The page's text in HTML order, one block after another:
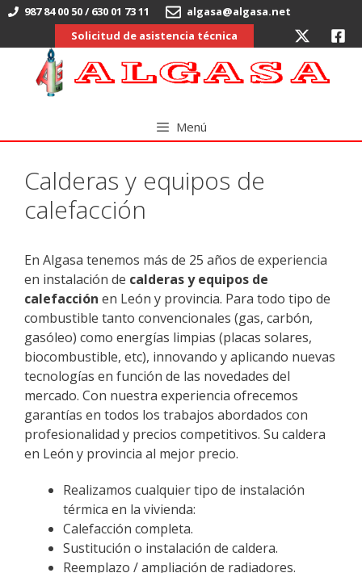
Saltar
contenido
987 84 00 50 / 630 01 73 11
algasa@algasa.net
Solicitud de asistencia técnica
Menú
Calderas y equipos de
calefacción
En Algasa tenemos más de 25 años de experiencia
en instalación de calderas y equipos de
calefacción en León y provincia. Para todo tipo de
combustible tanto convencionales (gas, carbón,
gasóleo) como energías limpias (placas solares,
biocombustible, etc), innovando y aplicando nuevas
tecnologías en función de las novedades del
mercado. Con nuestra experiencia ofrecemos
garantías en todos los trabajos abordados con
profesionalidad y precios competitivos. Su caldera
en León y provincia al mejor precio.
Realizamos cualquier tipo de instalación
térmica en la vivienda:
Calefacción completa.
Sustitución o instalación de caldera.
Reemplazo / ampliación de radiadores.